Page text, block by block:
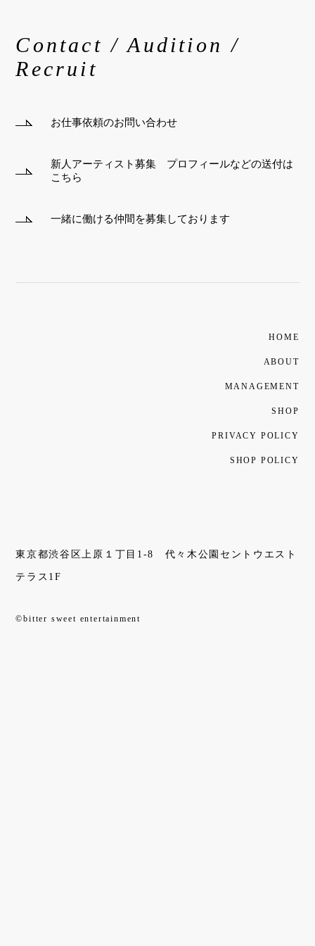
Contact / Audition /
Recruit
お仕事依頼のお問い合わせ
新人アーティスト募集 プロフィールなどの送付は
こちら
一緒に働ける仲間を募集しております
HOME
ABOUT
MANAGEMENT
SHOP
PRIVACY POLICY
SHOP POLICY
東京都渋谷区上原１丁目1-8 代々木公園セントウエスト
テラス1F
©bitter sweet entertainment